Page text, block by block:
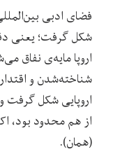
فضای ادبی
شکل گرفت؛ یعنی
شناخته‌شدن و
اروپایی شکل گرفت
از هم محدود بود،
(همان).